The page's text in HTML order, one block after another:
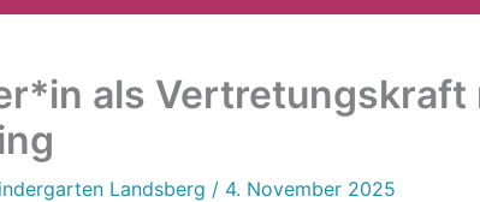
als
Landsberg / 4. November 2025